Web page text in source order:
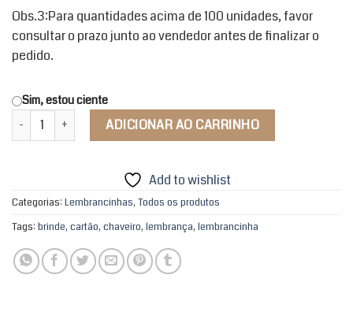
Obs.3:Para quantidades acima de 100 unidades, favor
consultar o prazo junto ao vendedor antes de finalizar o
pedido.
Sim, estou ciente
Chaveiro MDF quantidadeADICIONAR AO CARRINHO
Add to wishlist
Categorias: Lembrancinhas, Todos os produtos
Tags: brinde, cartão, chaveiro, lembrança, lembrancinha